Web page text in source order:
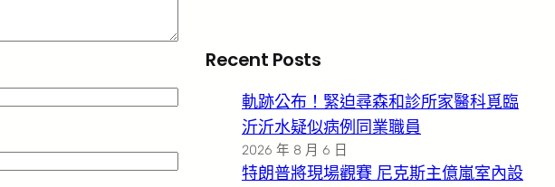
Recent Posts
軌跡公布！緊迫尋森和診所家醫科覓臨
沂沂水疑似病例同業職員
2026 年 8 月 6 日
特朗普將現場觀賽 尼克斯主億嵐室內設